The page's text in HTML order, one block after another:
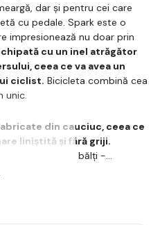
dar și pentru cei care
cu pedale. Spark este o
impresionează nu doar prin
cu un inel atrăgător
ceea ce va avea un
ciclist. Bicicleta combină cea
unic.
din cauciuc, ceea ce
liniștită și fără griji.
trecerea prin bălți -…